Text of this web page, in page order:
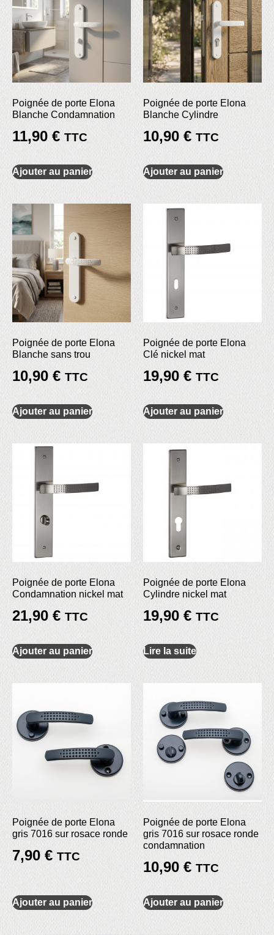
Poignée de porte Elona
Blanche Condamnation
11,90 € TTC
Ajouter au panier
Poignée de porte Elona
Blanche Cylindre
10,90 € TTC
Ajouter au panier
Poignée de porte Elona
Blanche sans trou
10,90 € TTC
Ajouter au panier
Poignée de porte Elona
Clé nickel mat
19,90 € TTC
Ajouter au panier
Poignée de porte Elona
Condamnation nickel mat
21,90 € TTC
Ajouter au panier
Poignée de porte Elona
Cylindre nickel mat
19,90 € TTC
Lire la suite
Poignée de porte Elona
gris 7016 sur rosace ronde
7,90 € TTC
Ajouter au panier
Poignée de porte Elona
gris 7016 sur rosace ronde
condamnation
10,90 € TTC
Ajouter au panier